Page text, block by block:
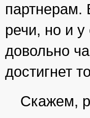
партнерам.
речи, но и
довольно
достигнет
Скажем,